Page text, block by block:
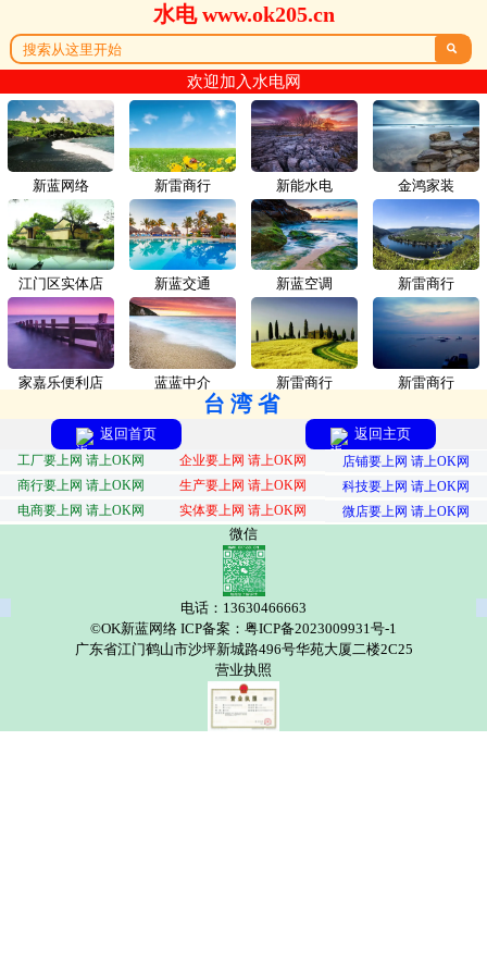
水电 www.ok205.cn

欢迎加入水电网
新蓝网络 新雷商行
江门区实体店 新蓝交通
家嘉乐便利店 蓝蓝中介
新能水电 金鸿家装
新蓝空调 新雷商行
新雷商行 新雷商行
台湾省
返回首页 返回主页
工厂要上网 请上OK网 企业要上网 请上OK网
店铺要上网 请上OK网
商行要上网 请上OK网
生产要上网 请上OK网
科技要上网 请上OK网
电商要上网 请上OK网
实体要上网 请上OK网 微店要上网 请上OK网
微信
电话：13630466663
©OK新蓝网络 ICP备案：粤ICP备2023009931号-1
广东省江门鹤山市沙坪新城路496号华苑大厦二楼2C25
营业执照